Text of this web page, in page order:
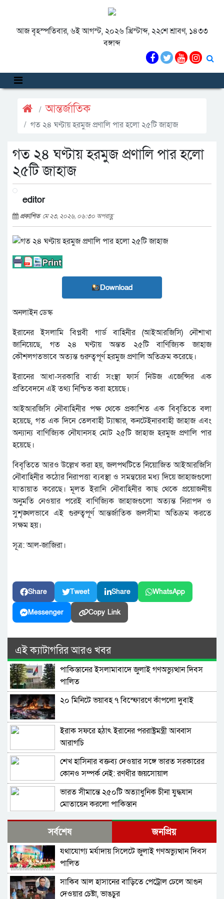
আজ বৃহস্পতিবার, ৬ই আগস্ট, ২০২৬ খ্রিস্টাব্দ, ২২শে শ্রাবণ, ১৪৩৩
বঙ্গাব্দ
আন্তর্জাতিক
গত ২৪ ঘণ্টায় হরমুজ প্রণালি পার হলো ২৫টি জাহাজ
গত ২৪ ঘণ্টায় হরমুজ প্রণালি পার হলো
২৫টি জাহাজ
editor
প্রকাশিত মে ২৩, ২০২৬, ০৬:৩০ অপরাহ্ণ
Download
অনলাইন ডেস্ক
ইরানের ইসলামি বিপ্লবী গার্ড বাহিনীর (আইআরজিসি) নৌশাখা
জানিয়েছে, গত ২৪ ঘণ্টায় অন্তত ২৫টি বাণিজ্যিক জাহাজ
কৌশলগতভাবে অত্যন্ত গুরুত্বপূর্ণ হরমুজ প্রণালি অতিক্রম করেছে।
ইরানের আধা-সরকারি বার্তা সংস্থা ফার্স নিউজ এজেন্সির এক
প্রতিবেদনে এই তথ্য নিশ্চিত করা হয়েছে।
আইআরজিসি নৌবাহিনীর পক্ষ থেকে প্রকাশিত এক বিবৃতিতে বলা
হয়েছে, গত এক দিনে তেলবাহী ট্যাঙ্কার, কনটেইনারবাহী জাহাজ এবং
অন্যান্য বাণিজ্যিক নৌযানসহ মোট ২৫টি জাহাজ হরমুজ প্রণালি পার
হয়েছে।
বিবৃতিতে আরও উল্লেখ করা হয়, জলপথটিতে নিয়োজিত আইআরজিসি
নৌবাহিনীর কঠোর নিরাপত্তা ব্যবস্থা ও সমন্বয়ের মধ্য দিয়ে জাহাজগুলো
যাতায়াত করেছে। মূলত ইরানি নৌবাহিনীর কাছ থেকে প্রয়োজনীয়
অনুমতি নেওয়ার পরেই বাণিজ্যিক জাহাজগুলো অত্যন্ত নিরাপদ ও
সুশৃঙ্খলভাবে এই গুরুত্বপূর্ণ আন্তর্জাতিক জলসীমা অতিক্রম করতে
সক্ষম হয়।
সূত্র: আল-জাজিরা।
Share Tweet Share WhatsApp
Messenger Copy Link
এই ক্যাটাগরির আরও খবর
পাকিস্তানের ইসলামাবাদে জুলাই গণঅভ্যুত্থান দিবস
পালিত
২০ মিনিটে ভয়াবহ ৭ বিস্ফোরণে কাঁপলো দুবাই
ইরাক সফরে হঠাৎ ইরানের পররাষ্ট্রমন্ত্রী আব্বাস
আরাগচি
শেখ হাসিনার বক্তব্য দেওয়ার সঙ্গে ভারত সরকারের
কোনও সম্পর্ক নেই: রণধীর জয়সোয়াল
ভারত সীমান্তে ২৫০টি অত্যাধুনিক চীনা যুদ্ধযান
মোতায়েন করলো পাকিস্তান
শ্রীলঙ্কার কারাগারে আবার দাঙ্গা, পরিস্থিতিতে নিয়ন্ত্রণে
সেনা মোতায়েন
বাংলাদেশ থেকে আসা হিন্দু-বৌদ্ধ-খ্রিস্টানরা
অনুপ্রবেশকারী নন: শুভেন্দু
চলতি সপ্তাহে ইরানে ভয়াবহ হামলার প্রস্তুতি নিচ্ছে
যুক্তরাষ্ট্র ও ইসরায়েল
সর্বশেষ জনপ্রিয়
যথাযোগ্য মর্যাদায় সিলেটে জুলাই গণঅভ্যুত্থান দিবস
পালিত
সাকিব আল হাসানের বাড়িতে পেট্রোল ঢেলে আগুন
দেওয়ার চেষ্টা, ভাঙচুর